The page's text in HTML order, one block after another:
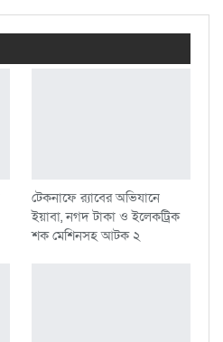
টেকনাফে র‌্যাবের অভিযানে
ইয়াবা, নগদ টাকা ও ইলেকট্রিক
শক মেশিনসহ আটক ২